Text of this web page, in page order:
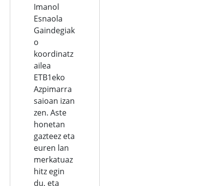
Imanol
Esnaola
Gaindegiak
o
koordinatz
ailea
ETB1eko
Azpimarra
saioan izan
zen. Aste
honetan
gazteez eta
euren lan
merkatuaz
hitz egin
du, eta